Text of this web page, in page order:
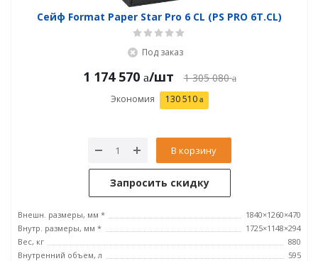
Сейф Format Paper Star Pro 6 CL (PS PRO 6Т.CL)
Под заказ
1 174 570 /шт 1 305 080
Экономия 130 510
В корзину
Запросить скидку
Внешн. размеры, мм *
1840×1260×470
Внутр. размеры, мм *
1725×1148×294
Вес, кг
880
Внутренний объем, л
595